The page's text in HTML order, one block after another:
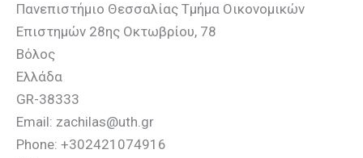
Πανεπιστήμιο Θεσσαλίας Τμήμα Οικονομικών
Επιστημών 28ης Οκτωβρίου, 78
Βόλος
Ελλάδα
GR-38333
Email: zachilas@uth.gr
Phone: +302421074916